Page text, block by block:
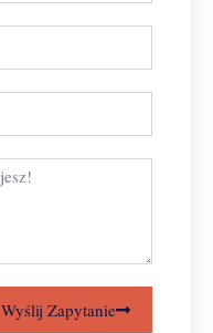
Wyślij Zapytanie